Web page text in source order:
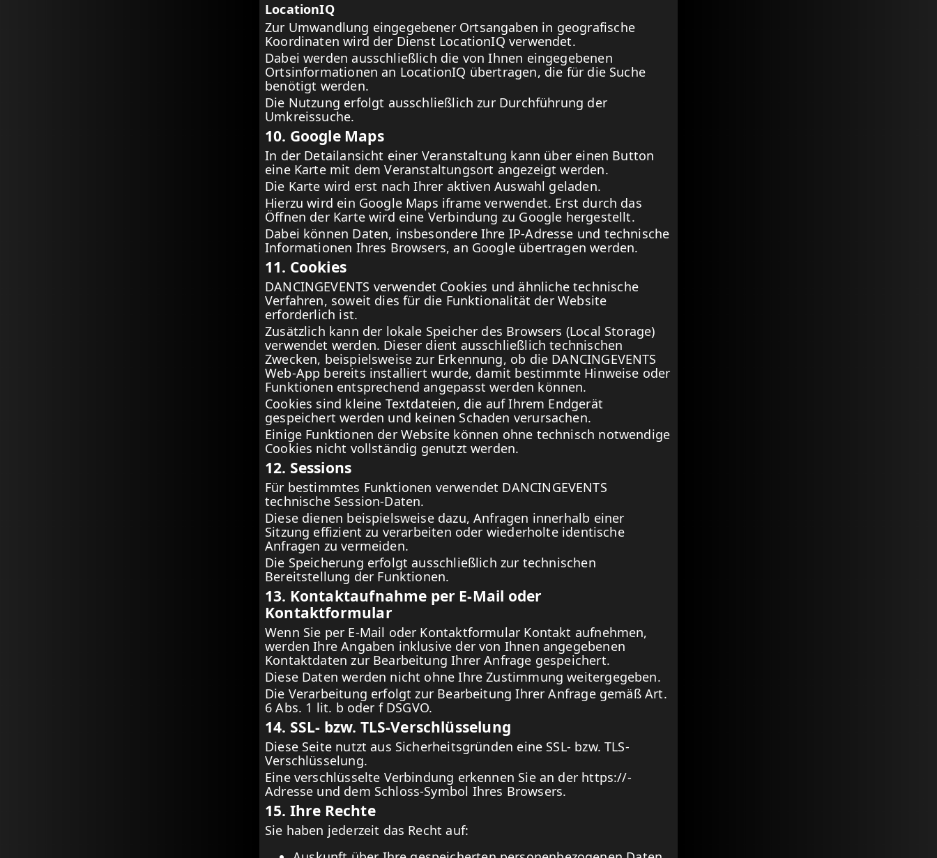
LocationIQ
Zur Umwandlung eingegebener Ortsangaben in geografische
Koordinaten wird der Dienst LocationIQ verwendet.
Dabei werden ausschließlich die von Ihnen eingegebenen
Ortsinformationen an LocationIQ übertragen, die für die Suche
benötigt werden.
Die Nutzung erfolgt ausschließlich zur Durchführung der
Umkreissuche.
10. Google Maps
In der Detailansicht einer Veranstaltung kann über einen Button
eine Karte mit dem Veranstaltungsort angezeigt werden.
Die Karte wird erst nach Ihrer aktiven Auswahl geladen.
Hierzu wird ein Google Maps iframe verwendet. Erst durch das
Öffnen der Karte wird eine Verbindung zu Google hergestellt.
Dabei können Daten, insbesondere Ihre IP-Adresse und technische
Informationen Ihres Browsers, an Google übertragen werden.
11. Cookies
DANCINGEVENTS verwendet Cookies und ähnliche technische
Verfahren, soweit dies für die Funktionalität der Website
erforderlich ist.
Zusätzlich kann der lokale Speicher des Browsers (Local Storage)
verwendet werden. Dieser dient ausschließlich technischen
Zwecken, beispielsweise zur Erkennung, ob die DANCINGEVENTS
Web-App bereits installiert wurde, damit bestimmte Hinweise oder
Funktionen entsprechend angepasst werden können.
Cookies sind kleine Textdateien, die auf Ihrem Endgerät
gespeichert werden und keinen Schaden verursachen.
Einige Funktionen der Website können ohne technisch notwendige
Cookies nicht vollständig genutzt werden.
12. Sessions
Für bestimmtes Funktionen verwendet DANCINGEVENTS
technische Session-Daten.
Diese dienen beispielsweise dazu, Anfragen innerhalb einer
Sitzung effizient zu verarbeiten oder wiederholte identische
Anfragen zu vermeiden.
Die Speicherung erfolgt ausschließlich zur technischen
Bereitstellung der Funktionen.
13. Kontaktaufnahme per E-Mail oder
Kontaktformular
Wenn Sie per E-Mail oder Kontaktformular Kontakt aufnehmen,
werden Ihre Angaben inklusive der von Ihnen angegebenen
Kontaktdaten zur Bearbeitung Ihrer Anfrage gespeichert.
Diese Daten werden nicht ohne Ihre Zustimmung weitergegeben.
Die Verarbeitung erfolgt zur Bearbeitung Ihrer Anfrage gemäß Art.
6 Abs. 1 lit. b oder f DSGVO.
14. SSL- bzw. TLS-Verschlüsselung
Diese Seite nutzt aus Sicherheitsgründen eine SSL- bzw. TLS-
Verschlüsselung.
Eine verschlüsselte Verbindung erkennen Sie an der https://-
Adresse und dem Schloss-Symbol Ihres Browsers.
15. Ihre Rechte
Sie haben jederzeit das Recht auf: